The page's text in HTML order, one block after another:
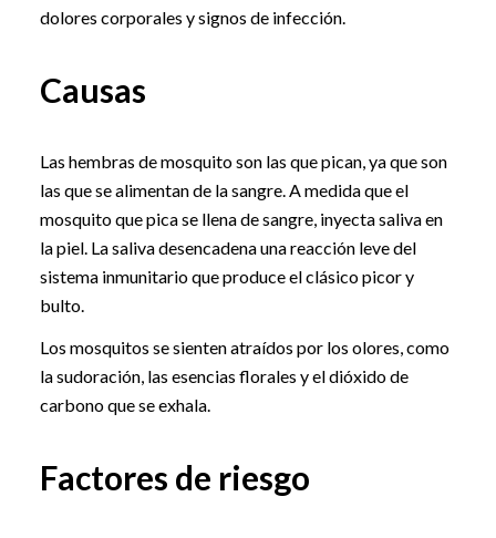
dolores corporales y signos de infección.
Causas
Las hembras de mosquito son las que pican, ya que son
las que se alimentan de la sangre. A medida que el
mosquito que pica se llena de sangre, inyecta saliva en
la piel. La saliva desencadena una reacción leve del
sistema inmunitario que produce el clásico picor y
bulto.
Los mosquitos se sienten atraídos por los olores, como
la sudoración, las esencias florales y el dióxido de
carbono que se exhala.
Factores de riesgo